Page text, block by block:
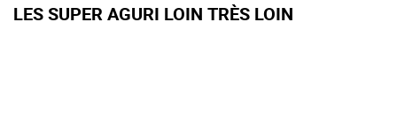
LES SUPER AGURI LOIN TRÈS LOIN